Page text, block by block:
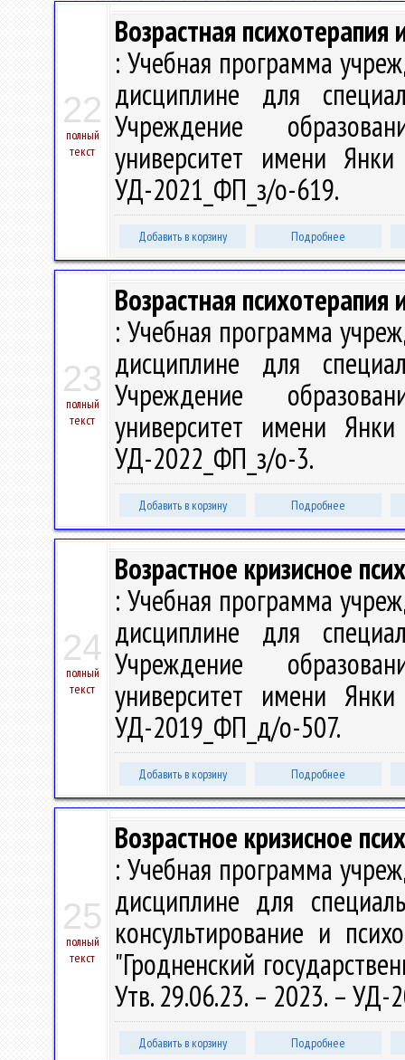
22
полный
текст
Возрастная психотерапия
: Учебная программа
дисциплине для
Учреждение
университет имени
УД-2021_ФП_з/о-619.
Добавить в корзину Подробнее
23
полный
текст
Возрастная психотерапия
: Учебная программа
дисциплине для
Учреждение
университет имени
УД-2022_ФП_з/о-3.
Добавить в корзину Подробнее
24
полный
текст
Возрастное кризисное
: Учебная программа
дисциплине для
Учреждение
университет имени
УД-2019_ФП_д/о-507.
Добавить в корзину Подробнее
25
полный
текст
Возрастное кризисное
: Учебная программа
дисциплине для
консультирование и
"Гродненский
Утв. 29.06.23. – 2023. –
Добавить в корзину Подробнее